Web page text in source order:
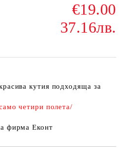
€19.00
37.16лв.
кутия подходяща за
четири полета/
фирма Еконт